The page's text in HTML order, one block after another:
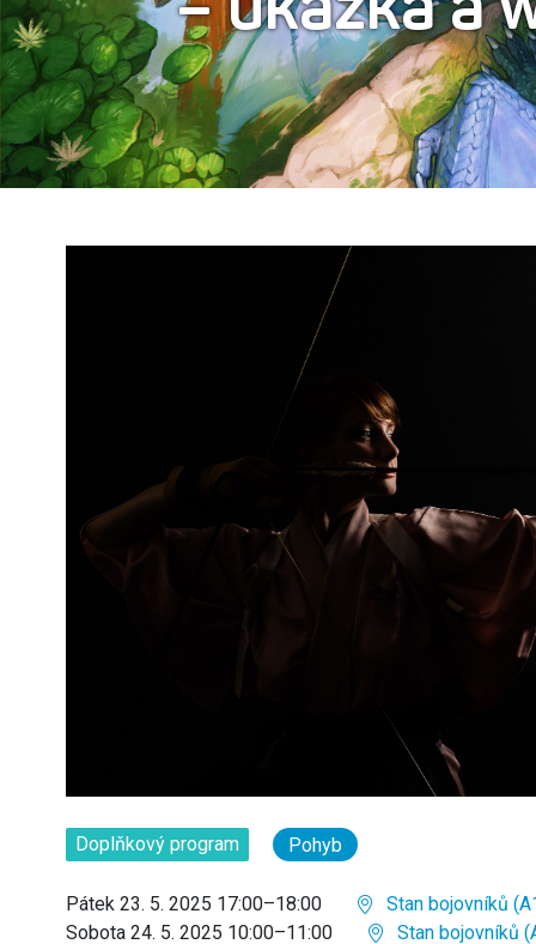
Doplňkový program Pohyb
Pátek 23. 5. 2025 17:00–18:00
Stan bojovníků
Sobota 24. 5. 2025 10:00–11:00
Stan bojovníků